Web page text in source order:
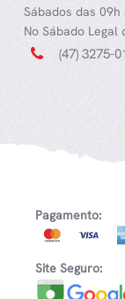
Sábados das 09h
No Sábado Legal
(47) 3275-
Pagamento:
Site Seguro: